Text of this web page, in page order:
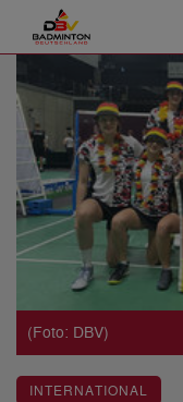
(Foto: DBV)
INTERNATIONAL